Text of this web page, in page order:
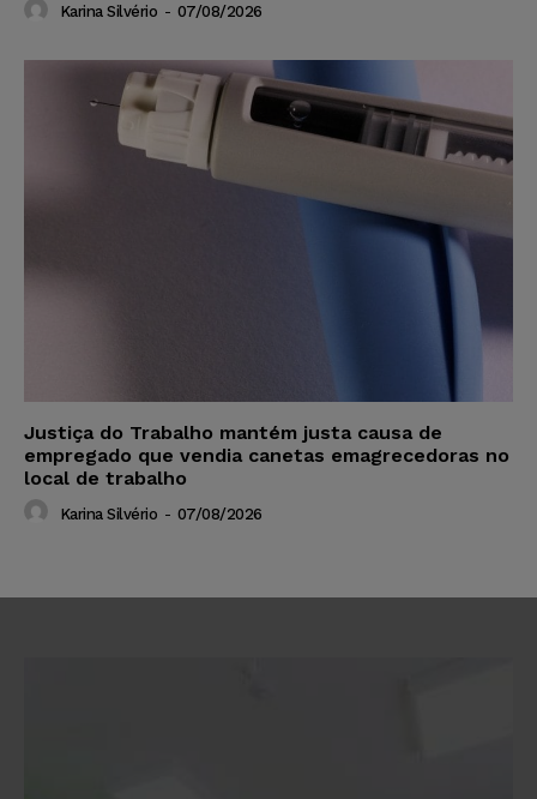
Karina Silvério - 07/08/2026
Justiça do Trabalho mantém justa causa de
empregado que vendia canetas emagrecedoras no
local de trabalho
Karina Silvério - 07/08/2026